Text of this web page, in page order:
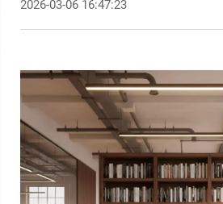
2026-03-06 16:47:23